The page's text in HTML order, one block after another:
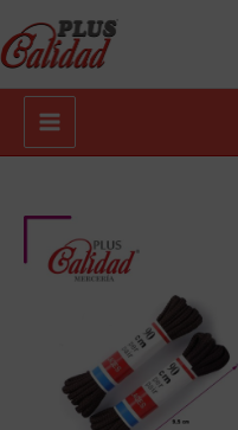
Main